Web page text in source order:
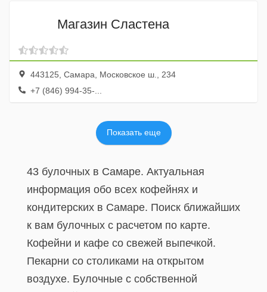
Магазин Сластена
443125, Самара, Московское ш., 234
+7 (846) 994-35-...
Показать еще
43 булочных в Самаре. Актуальная
информация обо всех кофейнях и
кондитерских в Самаре. Поиск ближайших
к вам булочных с расчетом по карте.
Кофейни и кафе со свежей выпечкой.
Пекарни со столиками на открытом
воздухе. Булочные с собственной